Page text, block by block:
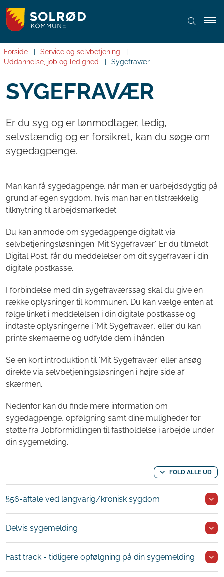
Forside
Service og selvbetjening
Uddannelse, job og ledighed
Sygefravær
SYGEFRAVÆR
Er du syg og er lønmodtager, ledig,
selvstændig og er forsikret, kan du søge om
sygedagpenge.
Man kan få sygedagpenge, når man er uarbejdsdygtig på
grund af egen sygdom, hvis man har en tilstrækkelig
tilknytning til arbejdsmarkedet.
Du kan anmode om sygedagpenge digitalt via
selvbetjeningsløsningen 'Mit Sygefravær'. Er du tilmeldt
Digital Post, får du meddelelser om dit sygefravær i din
digitale postkasse.
I forbindelse med din sygefraværssag skal du give en
række oplysninger til kommunen. Du kan vælge enten at
følge linket i meddelelsen i din digitale postkasse og
indtaste oplysningerne i 'Mit Sygefravær', eller du kan
printe skemaerne og udfylde dem i hånden.
Se en kort introduktion til 'Mit Sygefravær' eller ansøg
direkte via selvbetjeningsløsningen i højre side af
skærmen.
Nedenfor kan du finde mere information om
sygedagpenge, opfølgning samt dine muligheder for
støtte fra Jobformidlingen til fastholdelse i arbejde under
din sygemelding.
FOLD ALLE UD
§56-aftale ved langvarig/kronisk sygdom
Delvis sygemelding
Fast track - tidligere opfølgning på din sygemelding